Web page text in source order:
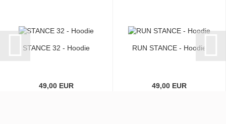
STANCE 32 - Hoodie
49,00 EUR
RUN STANCE - Hoodie
49,00 EUR